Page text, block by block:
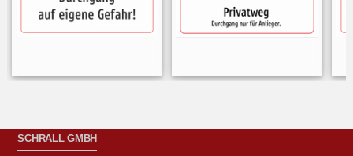
SCHRALL GMBH